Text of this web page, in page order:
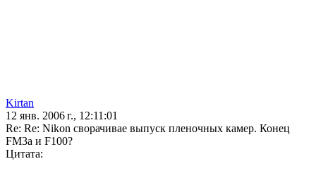
Kirtan
12 янв. 2006 г., 12:11:01
Re: Re: Nikon сворачивае выпуск пленочных камер. Конец
FM3a и F100?
Цитата: